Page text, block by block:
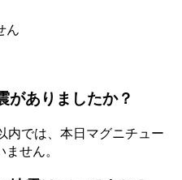
ん
がありましたか？
内では、本日マグニチュー
せん。